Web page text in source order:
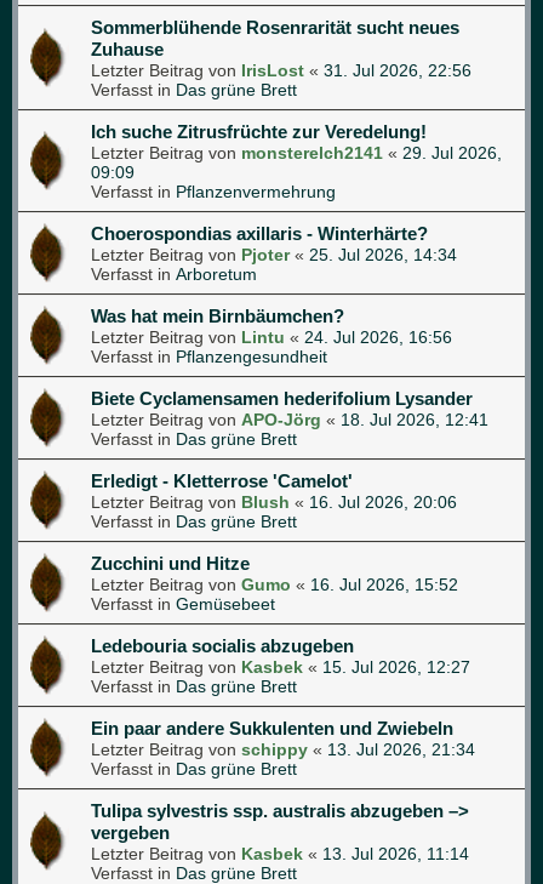
Sommerblühende Rosenrarität sucht neues
Zuhause
Letzter Beitrag von IrisLost « 31. Jul 2026, 22:56
Verfasst in Das grüne Brett
Ich suche Zitrusfrüchte zur Veredelung!
Letzter Beitrag von monsterelch2141 « 29. Jul 2026,
09:09
Verfasst in Pflanzenvermehrung
Choerospondias axillaris - Winterhärte?
Letzter Beitrag von Pjoter« 25. Jul 2026, 14:34
Verfasst in Arboretum
Was hat mein Birnbäumchen?
Letzter Beitrag von Lintu « 24. Jul 2026, 16:56
Verfasst in Pflanzengesundheit
Biete Cyclamensamen hederifolium Lysander
Letzter Beitrag von APO-Jörg « 18. Jul 2026, 12:41
Verfasst in Das grüne Brett
Erledigt - Kletterrose 'Camelot'
Letzter Beitrag von Blush « 16. Jul 2026, 20:06
Verfasst in Das grüne Brett
Zucchini und Hitze
Letzter Beitrag von Gumo « 16. Jul 2026, 15:52
Verfasst in Gemüsebeet
Ledebouria socialis abzugeben
Letzter Beitrag von Kasbek « 15. Jul 2026, 12:27
Verfasst in Das grüne Brett
Ein paar andere Sukkulenten und Zwiebeln
Letzter Beitrag von schippy « 13. Jul 2026, 21:34
Verfasst in Das grüne Brett
Tulipa sylvestris ssp. australis abzugeben –>
vergeben
Letzter Beitrag von Kasbek « 13. Jul 2026, 11:14
Verfasst in Das grüne Brett